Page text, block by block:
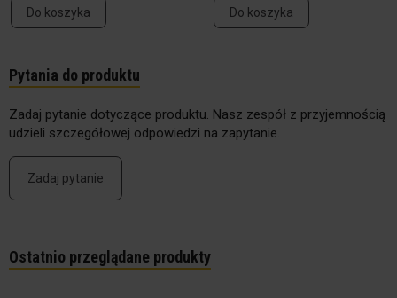
Do koszyka Do koszyka
Pytania do produktu
Zadaj pytanie dotyczące produktu. Nasz zespół z przyjemnością
udzieli szczegółowej odpowiedzi na zapytanie.
Zadaj pytanie
Ostatnio przeglądane produkty